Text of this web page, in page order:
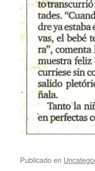
Publicado en